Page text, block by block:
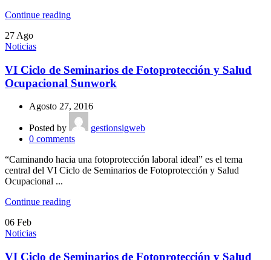
Continue reading
27 Ago
Noticias
VI Ciclo de Seminarios de Fotoprotección y Salud
Ocupacional Sunwork
Agosto 27, 2016
Posted by
gestionsigweb
0 comments
“Caminando hacia una fotoprotección laboral ideal” es el tema
central del VI Ciclo de Seminarios de Fotoprotección y Salud
Ocupacional ...
Continue reading
06 Feb
Noticias
VI Ciclo de Seminarios de Fotoprotección y Salud